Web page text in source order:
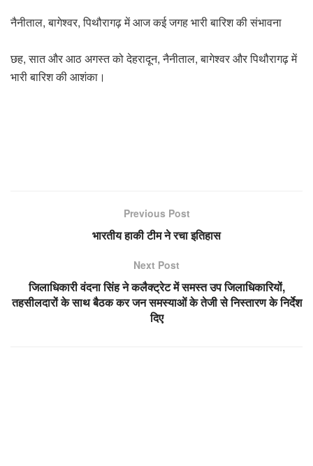
नैनीताल, बागेश्वर, पिथौरागढ़ में आज कई जगह भारी बारिश की संभावना
छह, सात और आठ अगस्त को देहरादून, नैनीताल, बागेश्वर और पिथौरागढ़ में
भारी बारिश की आशंका।
Previous Post
भारतीय हाकी टीम ने रचा इतिहास
Next Post
जिलाधिकारी वंदना सिंह ने कलैक्ट्रेट में समस्त उप जिलाधिकारियों,
तहसीलदारों के साथ बैठक कर जन समस्याओं के तेजी से निस्तारण के निर्देश
दिए